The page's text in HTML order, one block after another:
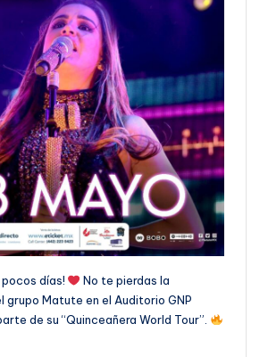
pocos días!
No te pierdas la
grupo Matute en el Auditorio GNP
de su “Quinceañera World Tour”.